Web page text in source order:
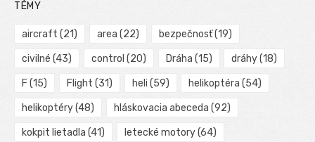
TÉMY
aircraft (21) area (22) bezpečnosť(19)
civilné (43) control (20) Dráha (15) dráhy(18)
F (15) Flight (31) heli (59) helikoptéra (54)
helikoptéry(48) hláskovacia abeceda (92)
kokpit lietadla (41) letecké motory(64)